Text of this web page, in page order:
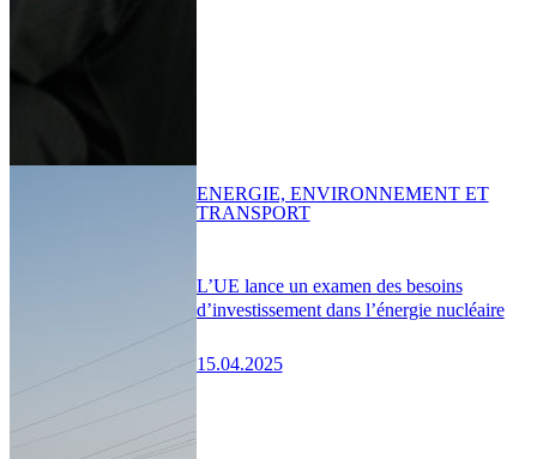
L’UE lance un examen des besoins
d’investissement dans l’énergie nucléaire
15.04.2025
ENERGIE, ENVIRONNEMENT ET
TRANSPORT